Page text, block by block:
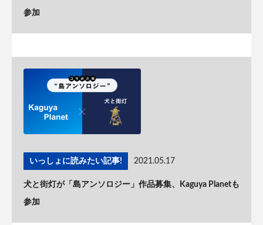
参加
いっしょに読みたい記事! 2021.05.17
犬と街灯が「島アンソロジー」作品募集、Kaguya Planetも
参加